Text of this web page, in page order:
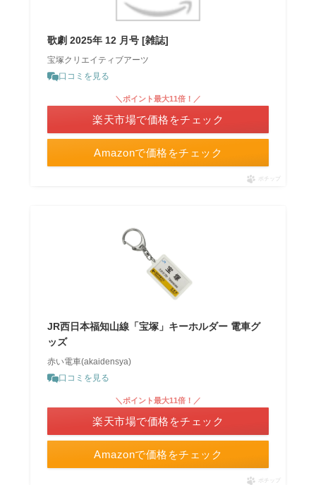
歌劇 2025年 12 月号 [雑誌]
宝塚クリエイティブアーツ
口コミを見る
Amazonで価格をチェック
＼ポイント最大11倍！／
楽天市場で価格をチェック
ポチップ
JR西日本福知山線「宝塚」キーホルダー 電車グ
ッズ
赤い電車(akaidensya)
口コミを見る
Amazonで価格をチェック
＼ポイント最大11倍！／
楽天市場で価格をチェック
ポチップ